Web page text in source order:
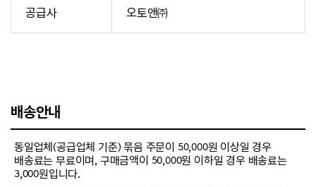
공급사 오토앤㈜
배송안내
동일업체(공급업체 기준) 묶음 주문이 50,000원 이상일 경우
배송료는 무료이며, 구매금액이 50,000원 이하일 경우 배송료는
3,000원입니다.